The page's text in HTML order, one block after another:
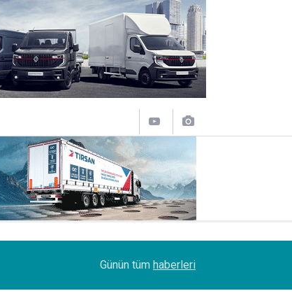
Lojistik sektörünün acı kaybı; Cihan Yıldıran
Günün tüm haberleri